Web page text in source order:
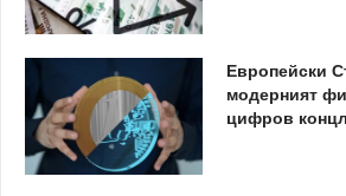
Европейски
модерният
цифров